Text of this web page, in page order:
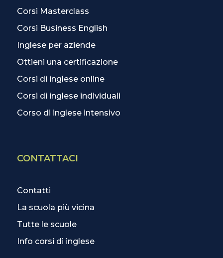
Corsi Masterclass
Corsi Business English
Inglese per aziende
Ottieni una certificazione
Corsi di inglese online
Corsi di inglese individuali
Corso di inglese intensivo
CONTATTACI
Contatti
La scuola più vicina
Tutte le scuole
Info corsi di inglese